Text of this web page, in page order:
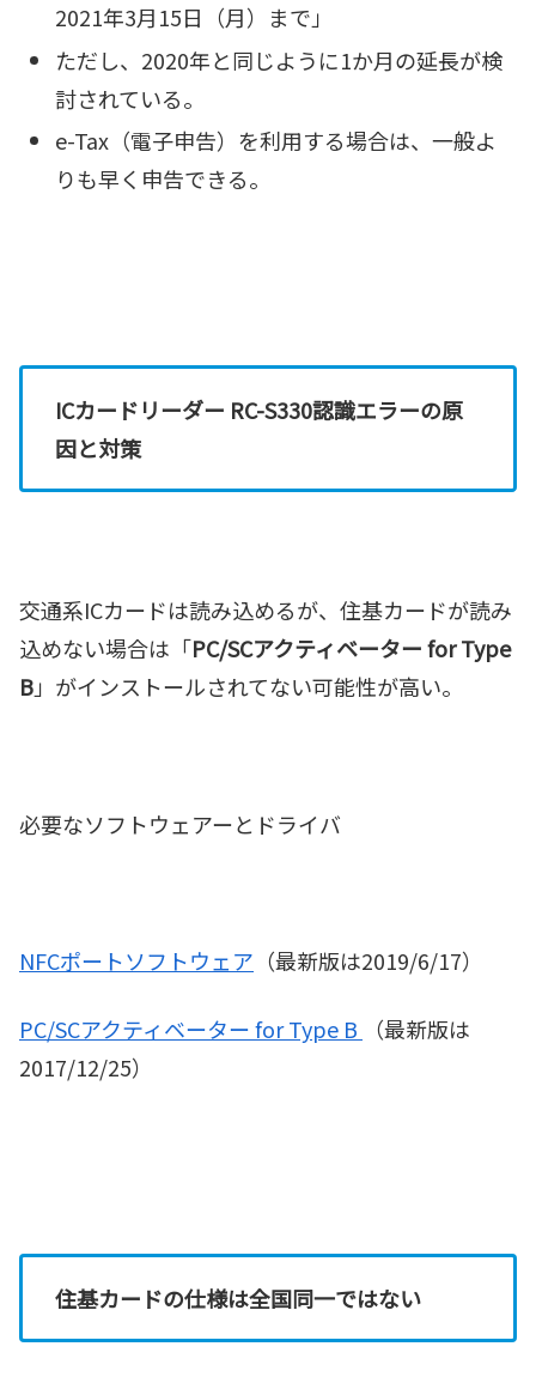
2021年3月15日（月）まで」
ただし、2020年と同じように1か月の延長が検
討されている。
e-Tax（電子申告）を利用する場合は、一般よ
りも早く申告できる。
ICカードリーダー RC-S330認識エラーの原
因と対策
交通系ICカードは読み込めるが、住基カードが読み
込めない場合は「PC/SCアクティベーター for Type
B」がインストールされてない可能性が高い。
必要なソフトウェアーとドライバ
NFCポートソフトウェア （最新版は2019/6/17）
PC/SCアクティベーター for Type B
（最新版は
2017/12/25）
住基カードの仕様は全国同一ではない